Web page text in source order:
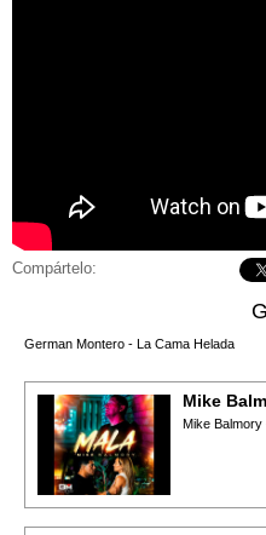
Compártelo:
German Montero - La Cama Helada
Mike
Mike Balmory